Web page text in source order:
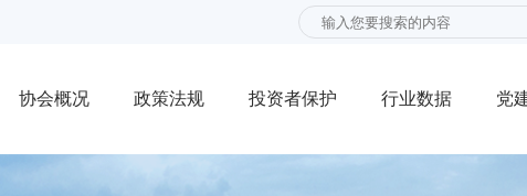
协会概况 政策法规 投资者保护 行业数据 党